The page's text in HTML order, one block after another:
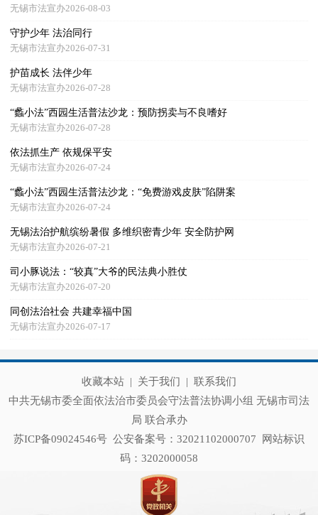
无锡市法宣办2026-08-03
守护少年 法治同行
无锡市法宣办2026-07-31
护苗成长 法伴少年
无锡市法宣办2026-07-28
“蠡小法”西园生活普法沙龙：预防拐卖与不良嗜好
无锡市法宣办2026-07-28
依法抓生产 依规保平安
无锡市法宣办2026-07-24
“蠡小法”西园生活普法沙龙：“免费游戏皮肤”陷阱案
无锡市法宣办2026-07-24
无锡法治护航缤纷暑假 多维织密青少年 安全防护网
无锡市法宣办2026-07-21
司小豚说法：“较真”大爷的民法典小胜仗
无锡市法宣办2026-07-20
同创法治社会 共建幸福中国
无锡市法宣办2026-07-17
收藏本站 | 关于我们 | 联系我们
中共无锡市委全面依法治市委员会守法普法协调小组 无锡市司法
局 联合承办
苏ICP备09024546号 公安备案号：32021102000707 网站标识
码：3202000058